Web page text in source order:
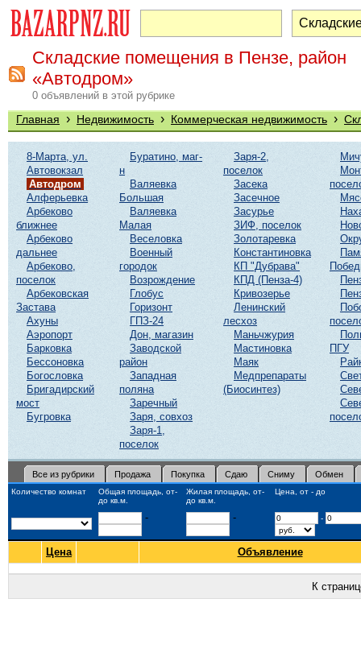
Складские помещения в Пензе, район
«Автодром»
0 объявлений в этой рубрике
Главная › Недвижимость › Коммерческая недвижимость ›
8-Марта, ул.
Автовокзал
Автодром
Алферьевка
Арбеково
ближнее
Арбеково
дальнее
Арбеково,
поселок
Арбековская
Застава
Ахуны
Аэропорт
Барковка
Бессоновка
Богословка
Бригадирский
мост
Бугровка
Буратино, маг-
н
Валяевка
Большая
Валяевка
Малая
Веселовка
Военный
городок
Возрождение
Глобус
Горизонт
ГПЗ-24
Дон, магазин
Заводской
район
Западная
поляна
Заречный
Заря, совхоз
Заря-1,
поселок
Заря-2,
поселок
Засека
Засечное
Засурье
ЗИФ, поселок
Золотаревка
Константиновка
КП "Дубрава"
КПД (Пенза-4)
Кривозерье
Ленинский
лесхоз
Маньчжурия
Мастиновка
Маяк
Медпрепараты
(Биосинтез)
ПГУ
Все из рубрики Продажа Покупка Сдаю Сниму Обмен
Количество комнат
Общая площадь, от-
до кв.м.
Жилая площадь, от-
до кв.м.
Цена, от - до
- - -
Цена Объявление
К